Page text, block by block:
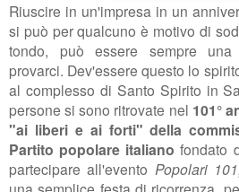
Riuscire in un'impresa in un
si può per qualcuno è motivo di
tondo, può essere sempre
provarci. Dev'essere questo lo
al complesso di Santo Spirito in
persone si sono ritrovate nel 101°
"ai liberi e ai forti" della
Partito popolare italiano fondato
partecipare all'evento Popolari